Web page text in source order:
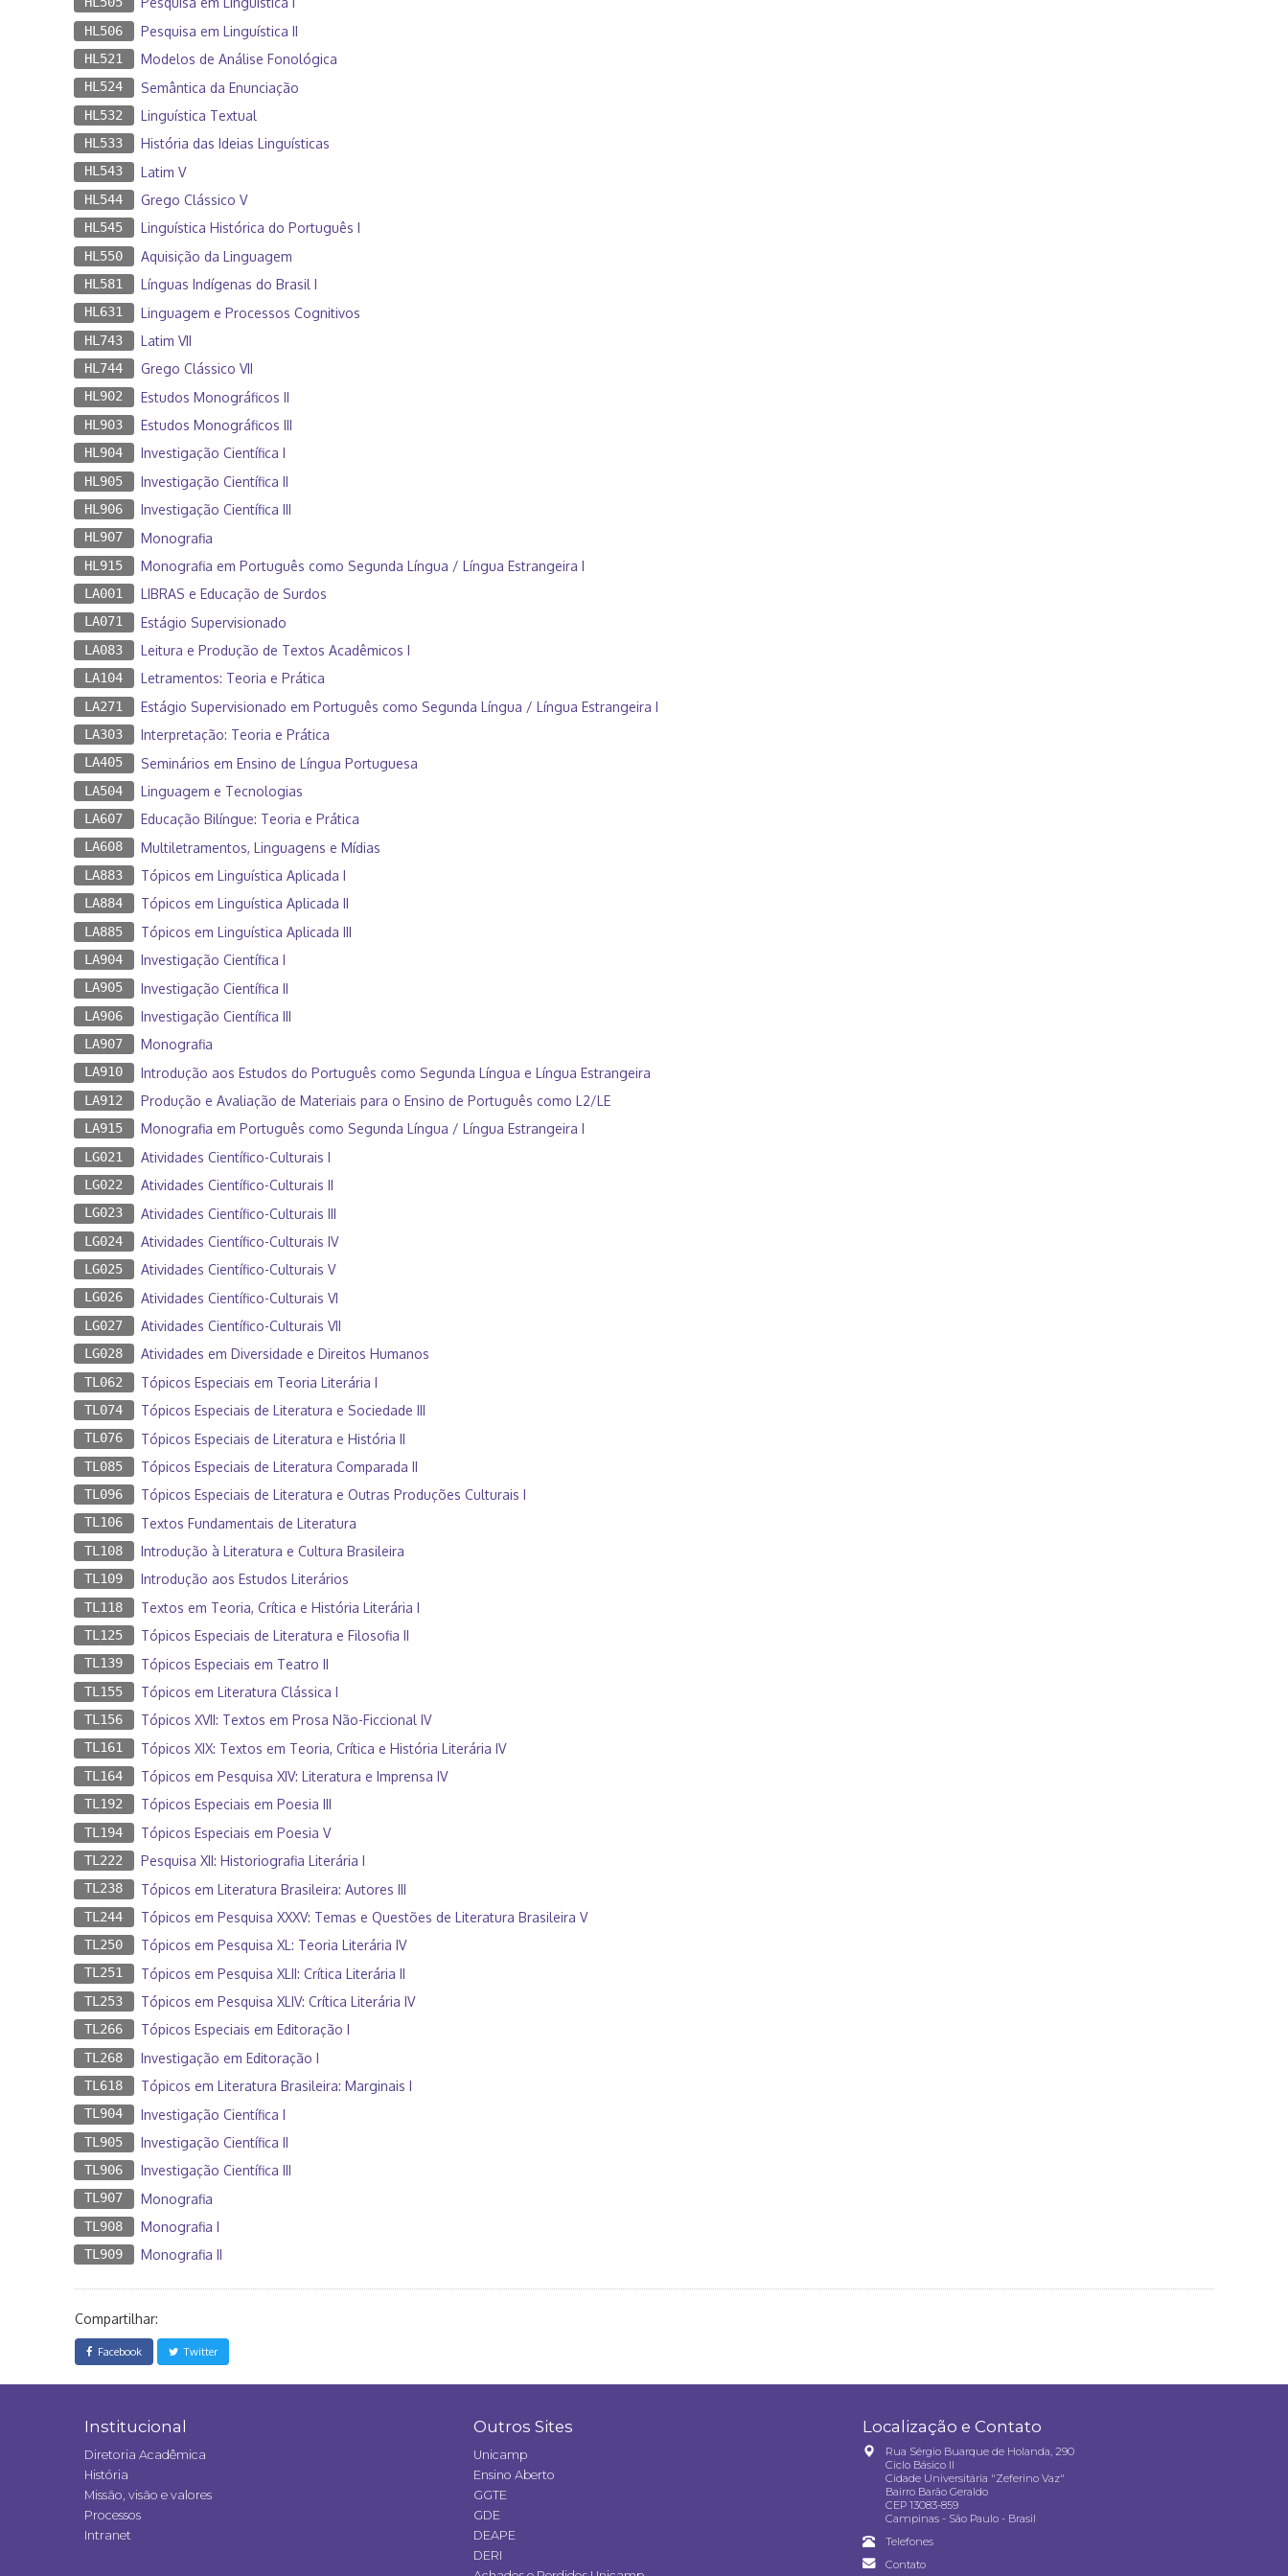
HL506 Pesquisa em Linguística II
HL521 Modelos de Análise Fonológica
HL524 Semântica da Enunciação
HL532 Linguística Textual
HL533 História das Ideias Linguísticas
HL543 Latim V
HL544 Grego Clássico V
HL545 Linguística Histórica do Português I
HL550 Aquisição da Linguagem
HL581 Línguas Indígenas do Brasil I
HL631 Linguagem e Processos Cognitivos
HL743 Latim VII
HL744 Grego Clássico VII
HL902 Estudos Monográficos II
HL903 Estudos Monográficos III
HL904 Investigação Científica I
HL905 Investigação Científica II
HL906 Investigação Científica III
HL907 Monografia
HL915 Monografia em Português como Segunda Língua / Língua Estrangeira I
LA001 LIBRAS e Educação de Surdos
LA071 Estágio Supervisionado
LA083 Leitura e Produção de Textos Acadêmicos I
LA104 Letramentos: Teoria e Prática
LA271 Estágio Supervisionado em Português como Segunda Língua / Língua Estrangeira I
LA303 Interpretação: Teoria e Prática
LA405 Seminários em Ensino de Língua Portuguesa
LA504 Linguagem e Tecnologias
LA607 Educação Bilíngue: Teoria e Prática
LA608 Multiletramentos, Linguagens e Mídias
LA883 Tópicos em Linguística Aplicada I
LA884 Tópicos em Linguística Aplicada II
LA885 Tópicos em Linguística Aplicada III
LA904 Investigação Científica I
LA905 Investigação Científica II
LA906 Investigação Científica III
LA907 Monografia
LA910 Introdução aos Estudos do Português como Segunda Língua e Língua Estrangeira
LA912 Produção e Avaliação de Materiais para o Ensino de Português como L2/LE
LA915 Monografia em Português como Segunda Língua / Língua Estrangeira I
LG021 Atividades Científico-Culturais I
LG022 Atividades Científico-Culturais II
LG023 Atividades Científico-Culturais III
LG024 Atividades Científico-Culturais IV
LG025 Atividades Científico-Culturais V
LG026 Atividades Científico-Culturais VI
LG027 Atividades Científico-Culturais VII
LG028 Atividades em Diversidade e Direitos Humanos
TL062 Tópicos Especiais em Teoria Literária I
TL074 Tópicos Especiais de Literatura e Sociedade III
TL076 Tópicos Especiais de Literatura e História II
TL085 Tópicos Especiais de Literatura Comparada II
TL096 Tópicos Especiais de Literatura e Outras Produções Culturais I
TL106 Textos Fundamentais de Literatura
TL108 Introdução à Literatura e Cultura Brasileira
TL109 Introdução aos Estudos Literários
TL118 Textos em Teoria, Crítica e História Literária I
TL125 Tópicos Especiais de Literatura e Filosofia II
TL139 Tópicos Especiais em Teatro II
TL155 Tópicos em Literatura Clássica I
TL156 Tópicos XVII: Textos em Prosa Não-Ficcional IV
TL161 Tópicos XIX: Textos em Teoria, Crítica e História Literária IV
TL164 Tópicos em Pesquisa XIV: Literatura e Imprensa IV
TL192 Tópicos Especiais em Poesia III
TL194 Tópicos Especiais em Poesia V
TL222 Pesquisa XII: Historiografia Literária I
TL238 Tópicos em Literatura Brasileira: Autores III
TL244 Tópicos em Pesquisa XXXV: Temas e Questões de Literatura Brasileira V
TL250 Tópicos em Pesquisa XL: Teoria Literária IV
TL251 Tópicos em Pesquisa XLII: Crítica Literária II
TL253 Tópicos em Pesquisa XLIV: Crítica Literária IV
TL266 Tópicos Especiais em Editoração I
TL268 Investigação em Editoração I
TL618 Tópicos em Literatura Brasileira: Marginais I
TL904 Investigação Científica I
TL905 Investigação Científica II
TL906 Investigação Científica III
TL907 Monografia
TL908 Monografia I
TL909 Monografia II
Compartilhar:
Facebook Twitter
Institucional
Diretoria Acadêmica
História
Missão, visão e valores
Processos
Intranet
Outros Sites
Unicamp
Ensino Aberto
GGTE
GDE
DEAPE
DERI
Localização e Contato
Rua Sérgio Buarque de Holanda, 290
Ciclo Básico II
Cidade Universitária "Zeferino Vaz"
Bairro Barão Geraldo
CEP 13083-859
Campinas - São Paulo - Brasil
Telefones
Contato